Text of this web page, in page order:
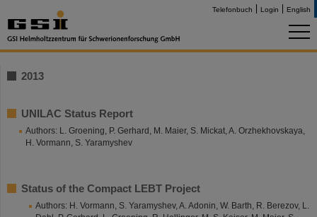
Telefonbuch Login English
2013
UNILAC Status Report
Authors: L. Groening, P. Gerhard, M. Maier, S. Mickat, A. Orzhekhovskaya,
H. Vormann, S. Yaramyshev
Status of the Compact LEBT Project
Authors: H. Vormann, S. Yaramyshev, A. Adonin, W. Barth, R. Berezov, L.